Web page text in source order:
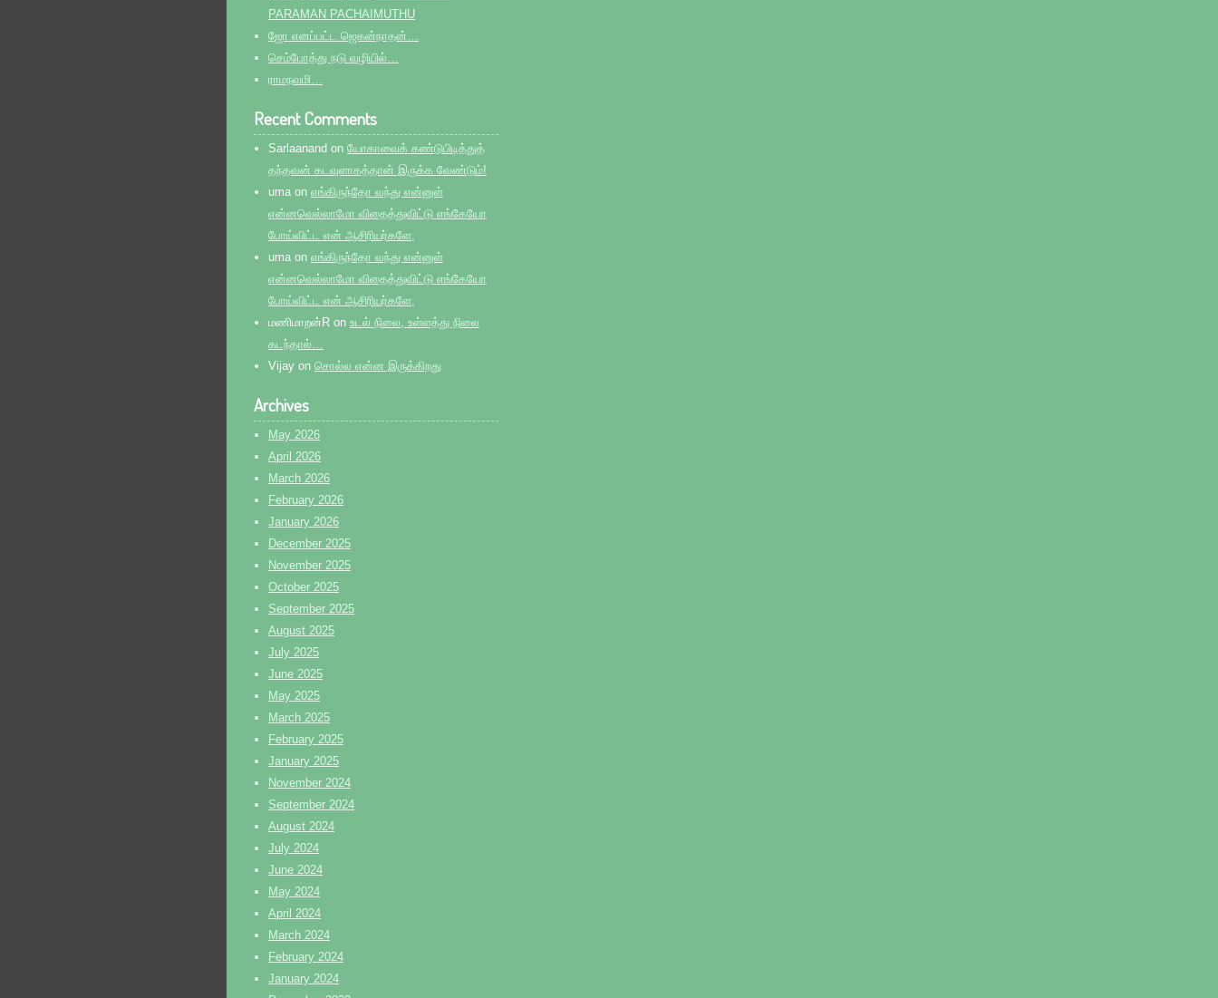
PARAMAN PACHAIMUTHU
ஜோ எனப்பட்ட ஜெகன்நாதன்…
செம்போத்து நடு வழியில்…
ராமநவமி…
Recent Comments
Sarlaanand on யோகாவைக் கண்டுபிடித்துத்
தந்தவன் கடவுளாகத்தான் இருக்க வேண்டும்!
uma on எங்கிருந்தோ வந்து என்னுள்
என்னவெல்லாமோ விதைத்துவிட்டு எங்கேயோ
போய்விட்ட என் ஆசிரியர்களே,
uma on எங்கிருந்தோ வந்து என்னுள்
என்னவெல்லாமோ விதைத்துவிட்டு எங்கேயோ
போய்விட்ட என் ஆசிரியர்களே,
மணிமாறன்R on உடல் நிலை, உள்ளத்து நிலை
கடந்தால்…
Vijay on சொல்ல என்ன இருக்கிறது
Archives
May 2026
April 2026
March 2026
February 2026
January 2026
December 2025
November 2025
October 2025
September 2025
August 2025
July 2025
June 2025
May 2025
March 2025
February 2025
January 2025
November 2024
September 2024
August 2024
July 2024
June 2024
May 2024
April 2024
March 2024
February 2024
January 2024